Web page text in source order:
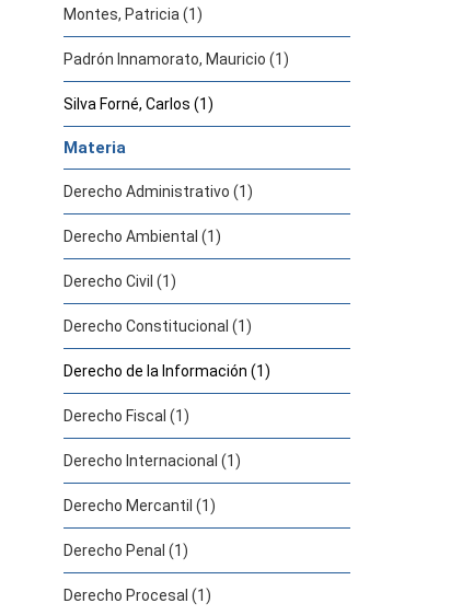
Montes, Patricia (1)
Padrón Innamorato, Mauricio (1)
Silva Forné, Carlos (1)
Materia
Derecho Administrativo (1)
Derecho Ambiental (1)
Derecho Civil (1)
Derecho Constitucional (1)
Derecho de la Información (1)
Derecho Fiscal (1)
Derecho Internacional (1)
Derecho Mercantil (1)
Derecho Penal (1)
Derecho Procesal (1)